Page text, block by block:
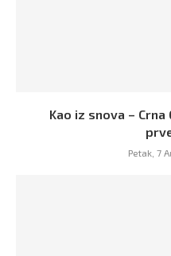
Kao iz snova –
Petak, 7